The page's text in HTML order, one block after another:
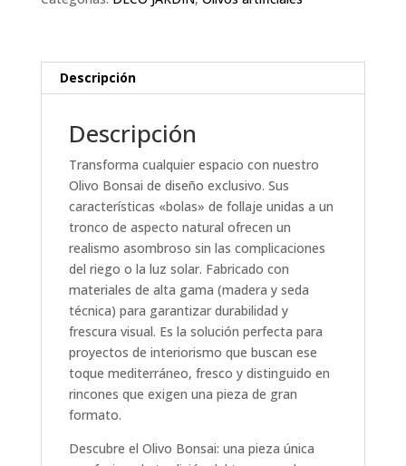
Descripción
Descripción
Transforma cualquier espacio con nuestro
Olivo Bonsai de diseño exclusivo. Sus
características «bolas» de follaje unidas a un
tronco de aspecto natural ofrecen un
realismo asombroso sin las complicaciones
del riego o la luz solar. Fabricado con
materiales de alta gama (madera y seda
técnica) para garantizar durabilidad y
frescura visual. Es la solución perfecta para
proyectos de interiorismo que buscan ese
toque mediterráneo, fresco y distinguido en
rincones que exigen una pieza de gran
formato.
Descubre el Olivo Bonsai: una pieza única